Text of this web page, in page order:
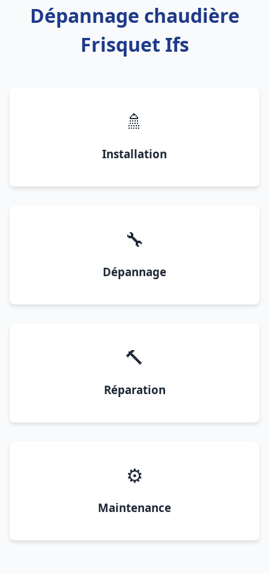
Dépannage chaudière
Frisquet Ifs
🚿
Installation
🔧
Dépannage
🔨
Réparation
⚙️
Maintenance